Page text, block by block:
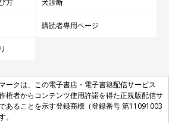
化が起こります。スヌーピーちゃんが来
をとてもかわいがって、いつも一緒に遊
るで姉弟のような関係になっていったの
方 犬診断
購読者専用ページ
ークは、この電子書店・電子書籍配信サービス
権者からコンテンツ使用許諾を得た正規版配信サ
あることを示す登録商標（登録番号 第11091003
。